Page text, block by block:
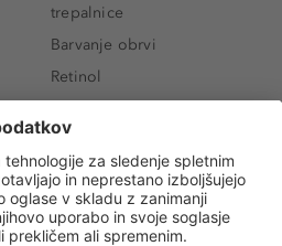
trepalnice
Barvanje obrvi
Retinol
Niacinamid
Rozacea
Salicilna kislina